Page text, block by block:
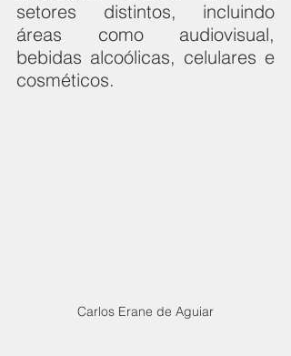
setores distintos, incluindo
áreas como audiovisual,
bebidas alcoólicas, celulares e
cosméticos.
Carlos Erane de Aguiar